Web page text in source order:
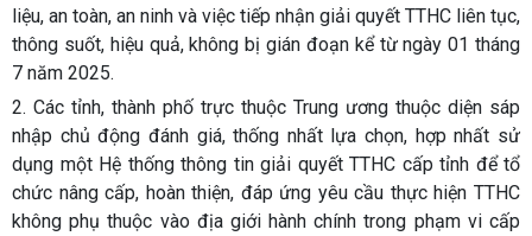
liệu, an toàn, an ninh và việc tiếp nhận giải quyết TTHC liên tục,
thông suốt, hiệu quả, không bị gián đoạn kể từ ngày 01 tháng
7 năm 2025.
2. Các tỉnh, thành phố trực thuộc Trung ương thuộc diện sáp
nhập chủ động đánh giá, thống nhất lựa chọn, hợp nhất sử
dụng một Hệ thống thông tin giải quyết TTHC cấp tỉnh để tổ
chức nâng cấp, hoàn thiện, đáp ứng yêu cầu thực hiện TTHC
không phụ thuộc vào địa giới hành chính trong phạm vi cấp